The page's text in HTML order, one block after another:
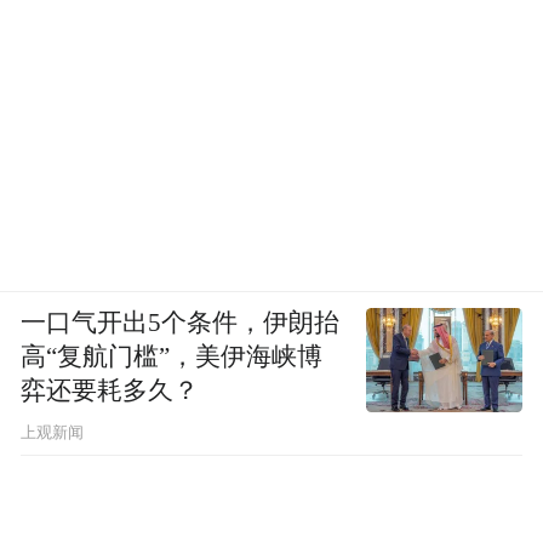
一口气开出5个条件，伊朗抬
高“复航门槛”，美伊海峡博
弈还要耗多久？
上观新闻